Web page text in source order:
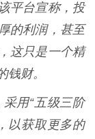
平台宣称，投
的利润，甚至
这只是一个精
财。
用“五级三阶
以获取更多的